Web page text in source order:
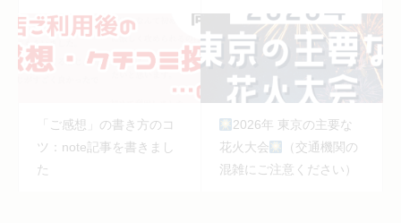
「ご感想」の書き方のコ
ツ：note記事を書きまし
た
2026年 東京の主要な
花火大会
（交通機関の
混雑にご注意ください）